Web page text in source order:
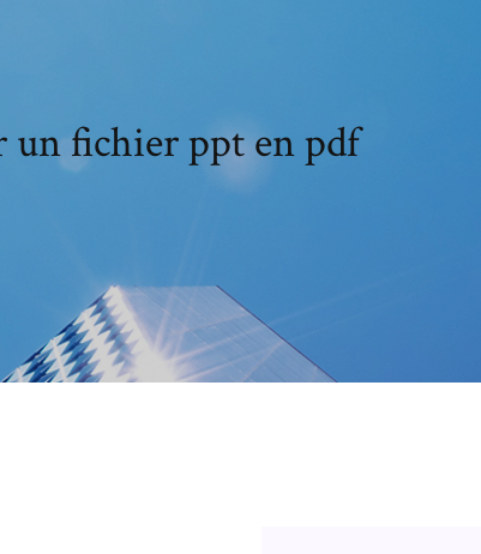
fichier ppt en pdf